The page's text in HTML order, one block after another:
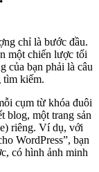
chỉ là bước đầu.
một chiến lược tối
của bạn phải là câu
tìm kiếm.
cụm từ khóa đuôi
blog, một trang sản
riêng. Ví dụ, với
WordPress”, bạn
có hình ảnh minh